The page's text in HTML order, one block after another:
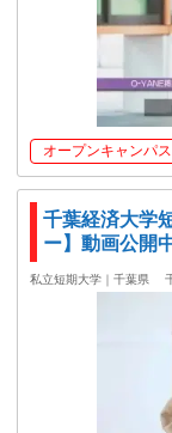
オープンキャンパス
千葉経済大学
ー】動画公開
私立短期大学｜千葉県